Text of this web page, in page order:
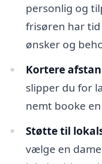
personlig og
frisøren har
ønsker og
Kortere
slipper du for
nemt booke
Støtte til
vælge en